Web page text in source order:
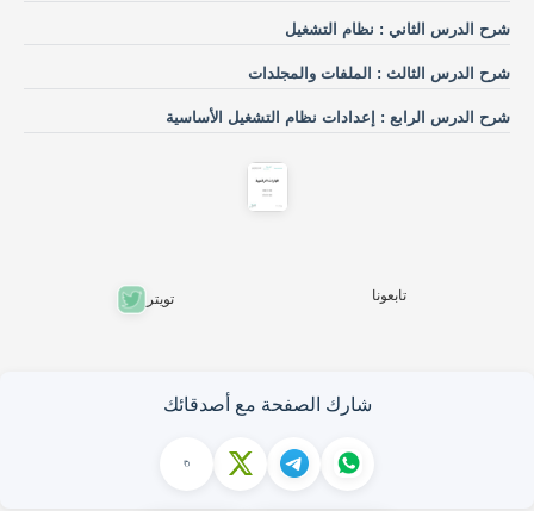
شرح الدرس الثاني : نظام التشغيل
شرح الدرس الثالث : الملفات والمجلدات
شرح الدرس الرابع : إعدادات نظام التشغيل الأساسية
تابعونا تويتر
شارك الصفحة مع أصدقائك